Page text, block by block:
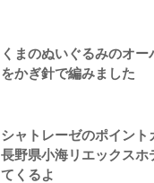
くまのぬいぐるみのオー
をかぎ針で編みました
シャトレーゼのポイント
長野県小海リエックスホ
てくるよ